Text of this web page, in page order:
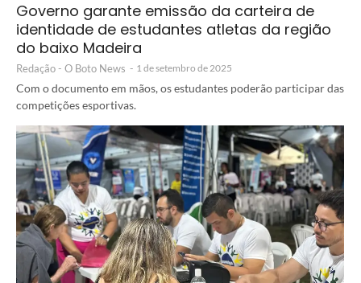
Governo garante emissão da carteira de
identidade de estudantes atletas da região
do baixo Madeira
Redação - O Boto News - 1 de setembro de 2025
Com o documento em mãos, os estudantes poderão participar das
competições esportivas.